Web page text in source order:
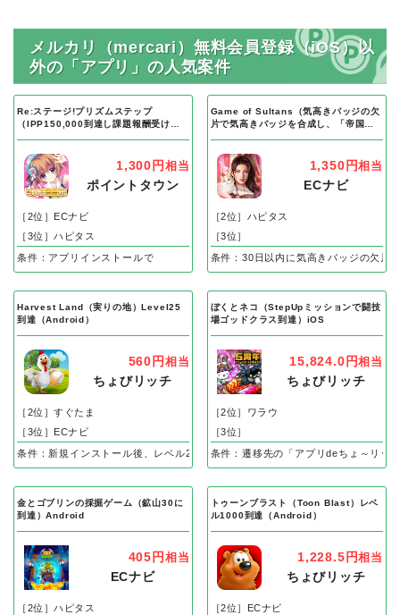
メルカリ（mercari）無料会員登録（iOS）以
外の「アプリ」の人気案件
Re:ステージ!プリズムステップ
（IPP150,000到達し課題報酬受け取
1,300円 相当
ポイントタウン
［2位］ECナビ
［3位］ハピタス
条件：アプリインストールで
Game of Sultans（気高きバッジの欠
片で気高きバッジを合成し、「帝国五
1,350円相当
ECナビ
［2位］ハピタス
［3位］
条件：30日以内に気高きバッジの欠片
Harvest Land（実りの地）Level25
到達（Android）
560円 相当
ちょびリッチ
［2位］すぐたま
［3位］ECナビ
条件：新規インストール後、レベル25到達で成果
ぼくとネコ（StepUpミッションで闘技
場ゴッドクラス到達）iOS
15,824.0円相当
ちょびリッチ
［2位］ワラウ
［3位］
条件：遷移先の「アプリdeちょ～リッ
金とゴブリンの採掘ゲーム（鉱山30に
到達）Android
405円 相当
ECナビ
［2位］ハピタス
トゥーンブラスト（Toon Blast）レベ
ル1000到達（Android）
1,228.5円相当
ちょびリッチ
［2位］ECナビ